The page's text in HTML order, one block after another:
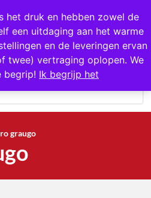
het druk en hebben zowel de
een uitdaging aan het warme
en de leveringen ervan
twee) vertraging oplopen. We
begrip! Ik begrijp het
op voorraad
0
graugo